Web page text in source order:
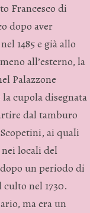
Francesco di
dopo aver
1485 e già allo
all’esterno, la
Palazzone
cupola disegnata
dal tamburo
ai quali
locali del
un periodo di
nel 1730.
ma era un